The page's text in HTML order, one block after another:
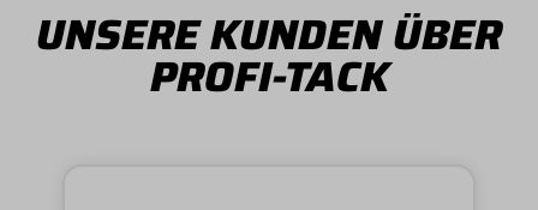
UNSERE KUNDEN ÜBER
PROFI-TACK